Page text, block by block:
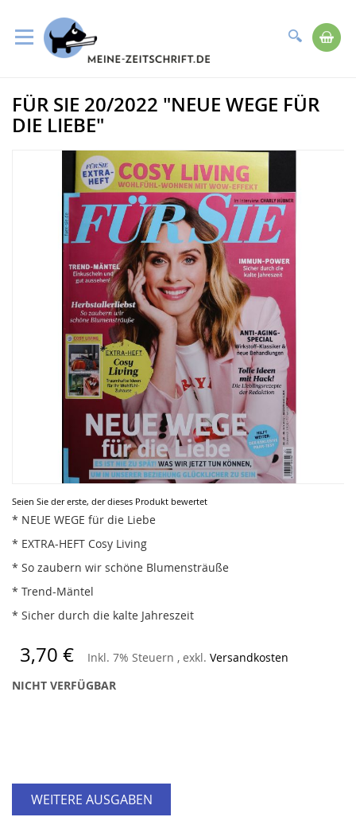
Suche
zum
Inhalt
Seien Sie der erste, der dieses Produkt bewertet
* NEUE WEGE für die Liebe
* EXTRA-HEFT Cosy Living
* So zaubern wir schöne Blumensträuße
* Trend-Mäntel
* Sicher durch die kalte Jahreszeit
3,70 € Inkl. 7% Steuern , exkl. Versandkosten
NICHT VERFÜGBAR
WEITERE AUSGABEN
Zum
Ende
der
Bildergalerie
FÜR SIE 20/2022 "NEUE WEGE FÜR
DIE LIEBE"
Zum
Anfang
Bildergalerie
springen